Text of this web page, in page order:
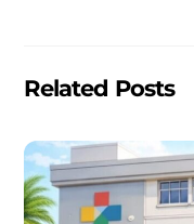
Related Posts